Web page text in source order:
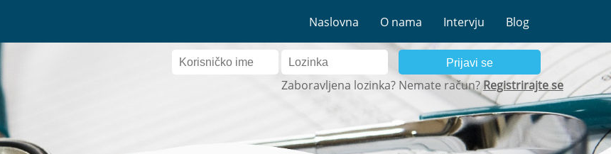
Naslovna O nama Intervju Blog
Zaboravljena lozinka?
Prijavi se
Nemate račun?Registrirajte se